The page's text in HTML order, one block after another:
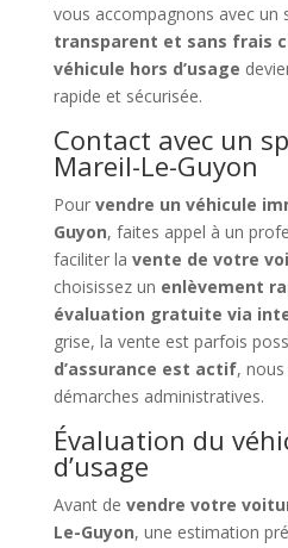
vous accompagnons avec un
transparent et sans frais
véhicule hors d’usage
rapide et sécurisée.
Contact avec un
Mareil-Le-Guyon
Pour vendre un véhicule
Guyon, faites appel à un
faciliter la vente de votre
choisissez un enlèvement
évaluation gratuite via
grise, la vente est parfois
d’assurance est actif, nous
démarches administratives.
Évaluation du
d’usage
Avant de vendre votre
Le-Guyon, une estimation